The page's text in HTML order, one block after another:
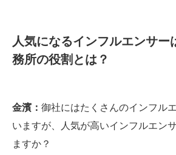
人気になるインフルエンサー
務所の役割とは？
金濱： 御社にはたくさんのインフル
いますが、人気が高いインフルエン
ますか？